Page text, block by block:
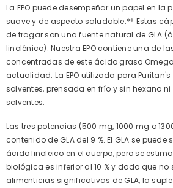
La EPO puede desempeñar un papel en la
suave y de aspecto saludable.** Estas
de tragar son una fuente natural de GLA
linolénico). Nuestra EPO contiene una de
concentradas de este ácido graso
actualidad. La EPO utilizada para Puritan's
solventes, prensada en frío y sin hexano
solventes.
Las tres potencias (500 mg, 1000 mg o
contenido de GLA del 9 %. El GLA se
ácido linoleico en el cuerpo, pero se
biológica es inferior al 10 % y dado que no
alimenticias significativas de GLA, la